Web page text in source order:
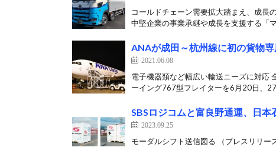
コールドチェーン需要拡大踏まえ、成長
中堅企業の事業承継や成長を支援する「
ANAが成田～杭州線に初の貨物
2021.06.08
電子機器類など幅広い輸送ニーズに対応
ーイング767型フレイターを6月20日、
SBSロジコムと富良野通運、日
2023.09.25
モーダルシフト送信図る （プレスリリー